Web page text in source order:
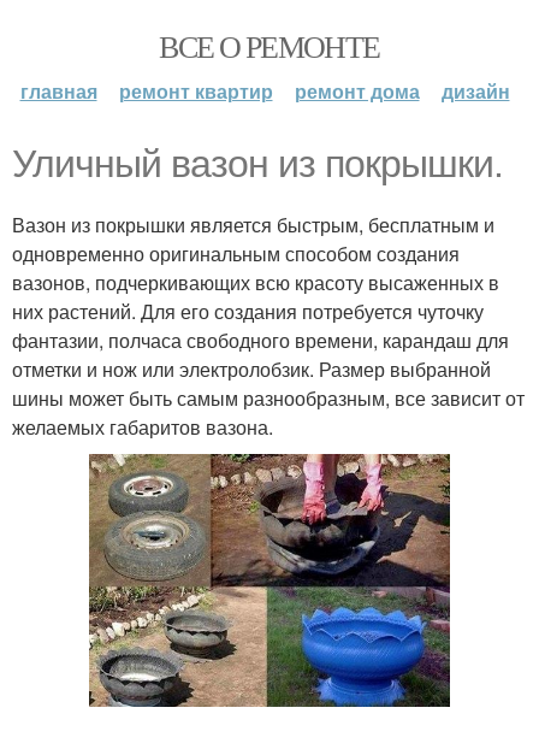
ВСЕ О РЕМОНТЕ
главная ремонт квартир ремонт дома дизайн
Уличный вазон из покрышки.
Вазон из покрышки является быстрым, бесплатным и
одновременно оригинальным способом создания
вазонов, подчеркивающих всю красоту высаженных в
них растений. Для его создания потребуется чуточку
фантазии, полчаса свободного времени, карандаш для
отметки и нож или электролобзик. Размер выбранной
шины может быть самым разнообразным, все зависит от
желаемых габаритов вазона.